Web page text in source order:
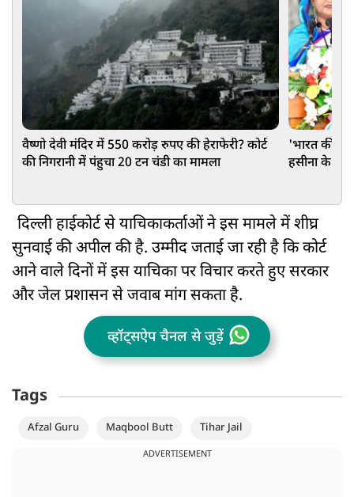
वैष्णो देवी मंदिर में 550 करोड़ रुपए की हेराफेरी? कोर्ट
की निगरानी में पंहुचा 20 टन चंडी का मामला
'भारत की
हसीना के बेटे
दिल्ली हाईकोर्ट से याचिकाकर्ताओं ने इस मामले में शीघ्र
सुनवाई की अपील की है. उम्मीद जताई जा रही है कि कोर्ट
आने वाले दिनों में इस याचिका पर विचार करते हुए सरकार
और जेल प्रशासन से जवाब मांग सकता है.
व्हॉट्सऐप चैनल से जुड़ें
Tags
Afzal Guru Maqbool Butt Tihar Jail
ADVERTISEMENT